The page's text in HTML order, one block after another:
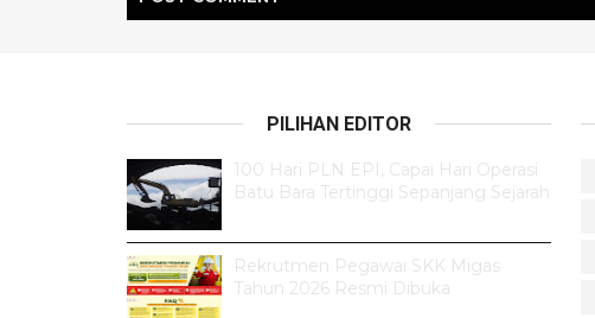
PILIHAN EDITOR
100 Hari PLN EPI, Capai Hari Operasi
Batu Bara Tertinggi Sepanjang Sejarah
Rekrutmen Pegawai SKK Migas
Tahun 2026 Resmi Dibuka